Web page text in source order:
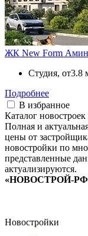
ЖК New Form
Студия, от3.8
Подробнее
В избранное
Каталог
Полная и
цены от
новостройки по
представленные
актуализируются.
«НОВОСТРОЙ-
Новостройки